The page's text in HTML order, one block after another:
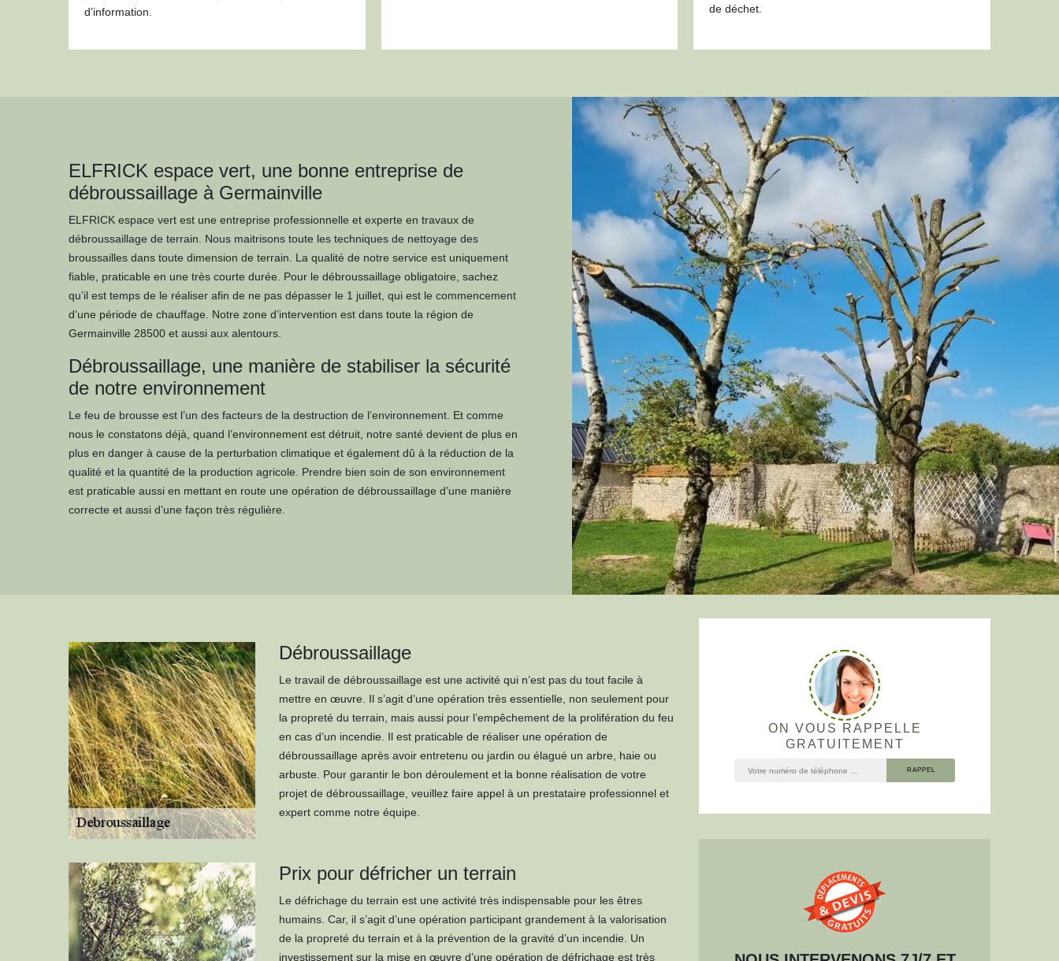
d’information.
de déchet.
ELFRICK espace vert, une bonne entreprise de
débroussaillage à Germainville
ELFRICK espace vert est une entreprise professionnelle et experte en travaux de
débroussaillage de terrain. Nous maitrisons toute les techniques de nettoyage des
broussailles dans toute dimension de terrain. La qualité de notre service est uniquement
fiable, praticable en une très courte durée. Pour le débroussaillage obligatoire, sachez
qu’il est temps de le réaliser afin de ne pas dépasser le 1 juillet, qui est le commencement
d’une période de chauffage. Notre zone d’intervention est dans toute la région de
Germainville 28500 et aussi aux alentours.
Débroussaillage, une manière de stabiliser la sécurité
de notre environnement
Le feu de brousse est l’un des facteurs de la destruction de l’environnement. Et comme
nous le constatons déjà, quand l’environnement est détruit, notre santé devient de plus en
plus en danger à cause de la perturbation climatique et également dû à la réduction de la
qualité et la quantité de la production agricole. Prendre bien soin de son environnement
est praticable aussi en mettant en route une opération de débroussaillage d’une manière
correcte et aussi d’une façon très régulière.
Débroussaillage
Le travail de débroussaillage est une activité qui n’est pas du tout facile à
mettre en œuvre. Il s’agit d’une opération très essentielle, non seulement pour
la propreté du terrain, mais aussi pour l’empêchement de la prolifération du feu
en cas d’un incendie. Il est praticable de réaliser une opération de
débroussaillage après avoir entretenu ou jardin ou élagué un arbre, haie ou
arbuste. Pour garantir le bon déroulement et la bonne réalisation de votre
projet de débroussaillage, veuillez faire appel à un prestataire professionnel et
expert comme notre équipe.
Prix pour défricher un terrain
Le défrichage du terrain est une activité très indispensable pour les êtres
humains. Car, il s’agit d’une opération participant grandement à la valorisation
de la propreté du terrain et à la prévention de la gravité d’un incendie. Un
investissement sur la mise en œuvre d’une opération de défrichage est très
ON VOUS RAPPELLE
GRATUITEMENT